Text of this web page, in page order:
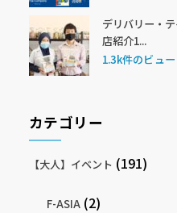
デリバリー・
店紹介1...
1.3k件のビュー
カテゴリー
【大人】イベント (191)
F-ASIA (2)